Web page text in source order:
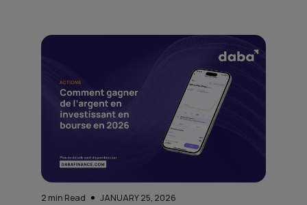
2 min Read JANUARY 25, 2026